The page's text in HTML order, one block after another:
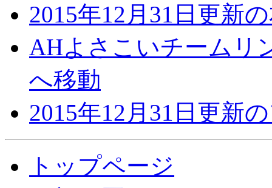
2015年12月31日更新
AHよさこいチームリ
へ移動
2015年12月31日更新
トップページ